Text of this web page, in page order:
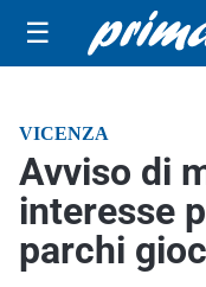
☰
VICENZA
Avviso di
interesse
parchi